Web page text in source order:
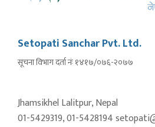
Setopati Sanchar Pvt. Ltd.
सूचना विभाग दर्ता नंः १४१७/०७६-२०७७
Jhamsikhel Lalitpur, Nepal
01-5429319, 01-5428194